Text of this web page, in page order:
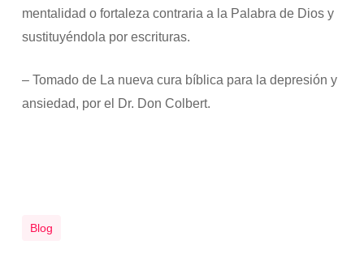
mentalidad o fortaleza contraria a la Palabra de Dios y
sustituyéndola por escrituras.
– Tomado de La nueva cura bíblica para la depresión y
ansiedad, por el Dr. Don Colbert.
Blog